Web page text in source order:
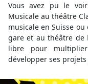
Vous avez pu le
Musicale au théâtre
musicale en Suisse ou
gare et au théâtre de
libre pour
développer ses